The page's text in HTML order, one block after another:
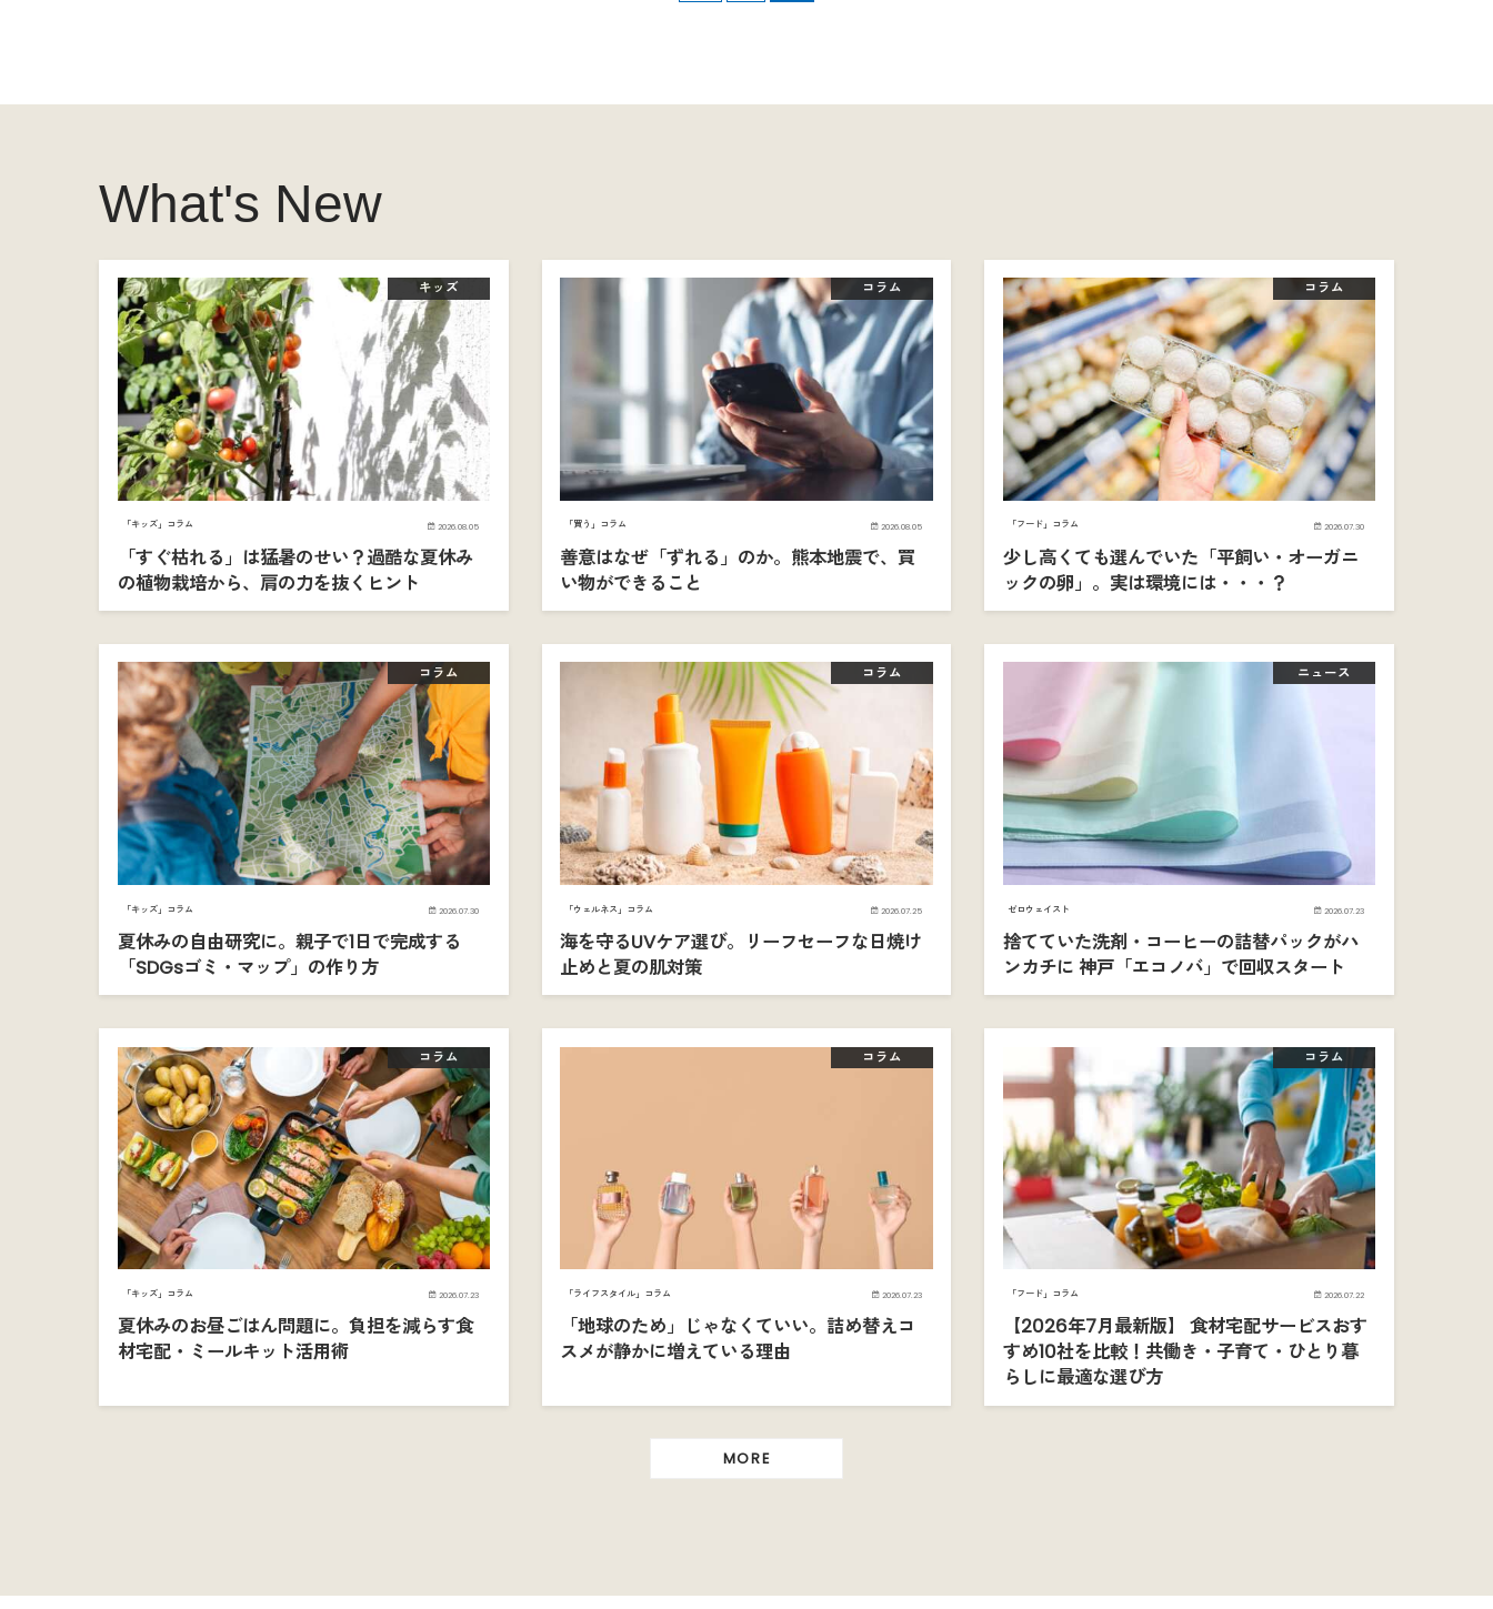
What's New
キッズ
「キッズ」コラム 2026.08.05
「すぐ枯れる」は猛暑のせい？過酷な夏休み
の植物栽培から、肩の力を抜くヒント
コラム
「買う」コラム 2026.08.05
善意はなぜ「ずれる」のか。熊本地震で、買
い物ができること
コラム
「フード」コラム 2026.07.30
少し高くても選んでいた「平飼い・オーガニ
ックの卵」。実は環境には・・・？
コラム
「キッズ」コラム 2026.07.30
夏休みの自由研究に。親子で1日で完成する
「SDGsゴミ・マップ」の作り方
コラム
「ウェルネス」コラム 2026.07.25
海を守るUVケア選び。リーフセーフな日焼け
止めと夏の肌対策
ニュース
ゼロウェイスト 2026.07.23
捨てていた洗剤・コーヒーの詰替パックがハ
ンカチに 神戸「エコノバ」で回収スタート
コラム
「キッズ」コラム 2026.07.23
夏休みのお昼ごはん問題に。負担を減らす食
材宅配・ミールキット活用術
コラム
「ライフスタイル」コラム 2026.07.23
「地球のため」じゃなくていい。詰め替えコ
スメが静かに増えている理由
コラム
「フード」コラム 2026.07.22
【2026年7月最新版】 食材宅配サービスおす
すめ10社を比較！共働き・子育て・ひとり暮
らしに最適な選び方
MORE